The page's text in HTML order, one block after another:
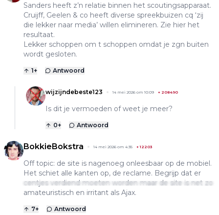
Sanders heeft z’n relatie binnen het scoutingsapparaat.
Cruijff, Geelen & co heeft diverse spreekbuizen cq ‘zij
die lekker naar media’ willen elimineren. Zie hier het
resultaat.
Lekker schoppen om t schoppen omdat je zgn buiten
wordt gesloten.
1+ Antwoord
wijzijndebeste123 14 mei 2026 om 10:09 + 208490
Is dit je vermoeden of weet je meer?
0+ Antwoord
BokkieBokstra 14 mei 2026 om 4:35 +12203
Off topic: de site is nagenoeg onleesbaar op de mobiel.
Het schiet alle kanten op, de reclame. Begrijp dat er
centjes verdiend moeten worden maar de site is net zo
amateuristisch en irritant als Ajax.
7+ Antwoord